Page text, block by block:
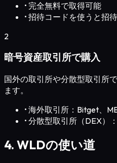
• 完全無料で取得可能
• 招待コードを使うと招
2
暗号資産取引所で購入
国外の取引所や分散型取引所
ます。
• 海外取引所：Bitget、
• 分散型取引所（DEX）
4. WLDの使い道